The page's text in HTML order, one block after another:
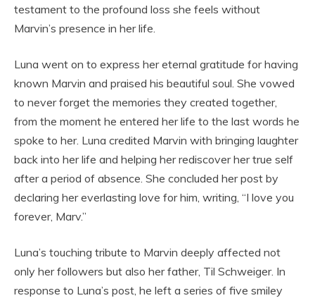
testament to the profound loss she feels without
Marvin’s presence in her life.
Luna went on to express her eternal gratitude for having
known Marvin and praised his beautiful soul. She vowed
to never forget the memories they created together,
from the moment he entered her life to the last words he
spoke to her. Luna credited Marvin with bringing laughter
back into her life and helping her rediscover her true self
after a period of absence. She concluded her post by
declaring her everlasting love for him, writing, “I love you
forever, Marv.”
Luna’s touching tribute to Marvin deeply affected not
only her followers but also her father, Til Schweiger. In
response to Luna’s post, he left a series of five smiley